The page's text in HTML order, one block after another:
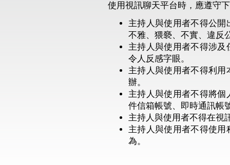
使用視訊聊天平台時，應遵守
主持人與使用者不得公
不雅、猥褻、不實、違反
主持人與使用者不得涉
令人反感字眼。
主持人與使用者不得利
辦。
主持人與使用者不得將
件信箱帳號、即時通訊帳
主持人與使用者不得在視
主持人與使用者不得使
為。